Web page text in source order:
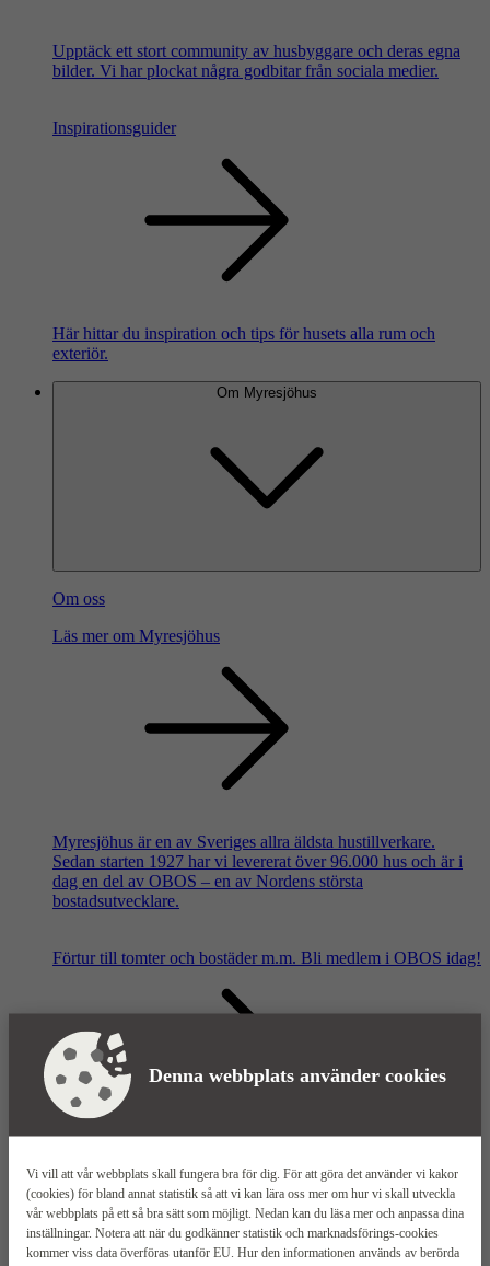
Denna webbplats använder cookies
Vi vill att vår webbplats skall fungera bra för dig. För att göra det använder vi kakor
(cookies) för bland annat statistik så att vi kan lära oss mer om hur vi skall utveckla
vår webbplats på ett så bra sätt som möjligt. Nedan kan du läsa mer och anpassa dina
inställningar. Notera att när du godkänner statistik och marknadsförings-cookies
kommer viss data överföras utanför EU. Hur den informationen används av berörda
Upptäck ett stort community av husbyggare och deras egna
bilder. Vi har plockat några godbitar från sociala medier.
Inspirationsguider
Här hittar du inspiration och tips för husets alla rum och
exteriör.
Om Myresjöhus
Om oss
Läs mer om Myresjöhus
Myresjöhus är en av Sveriges allra äldsta hustillverkare.
Sedan starten 1927 har vi levererat över 96.000 hus och är i
dag en del av OBOS – en av Nordens största
bostadsutvecklare.
Förtur till tomter och bostäder m.m. Bli medlem i OBOS idag!
Våra säljkontor